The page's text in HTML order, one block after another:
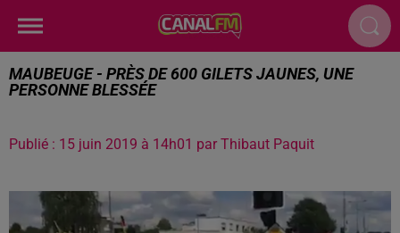
MAUBEUGE - PRÈS DE 600 GILETS JAUNES, UNE
PERSONNE BLESSÉE
Publié : 15 juin 2019 à 14h01 par Thibaut Paquit